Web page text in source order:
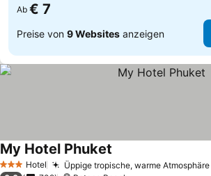
Ab € 7
Preise von 9 Websites anzeigen
3 SterneHotel Üppige tropische, warme Atmosphäre
My Hotel Phuket